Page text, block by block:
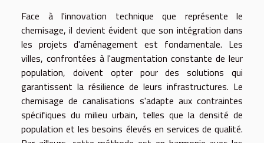
Face à l'innovation technique que représente le
chemisage, il devient évident que son intégration dans
les projets d'aménagement est fondamentale. Les
villes, confrontées à l'augmentation constante de leur
population, doivent opter pour des solutions qui
garantissent la résilience de leurs infrastructures. Le
chemisage de canalisations s'adapte aux contraintes
spécifiques du milieu urbain, telles que la densité de
population et les besoins élevés en services de qualité.